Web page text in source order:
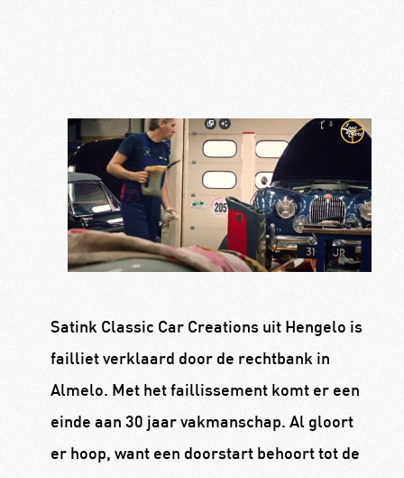
Satink Classic Car Creations uit Hengelo is
failliet verklaard door de rechtbank in
Almelo. Met het faillissement komt er een
einde aan 30 jaar vakmanschap. Al gloort
er hoop, want een doorstart behoort tot de